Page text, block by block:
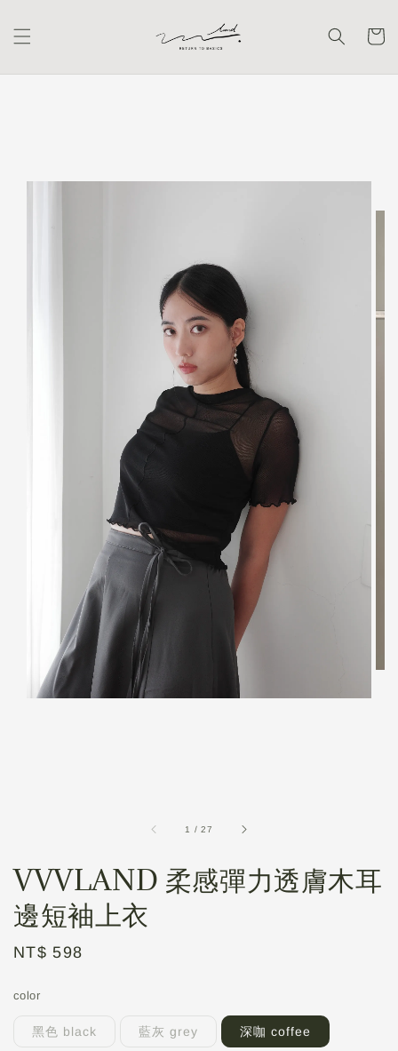
1 /27
VVVLAND 柔感彈力透膚木耳
邊短袖上衣
Regular
NT$ 598
color
黑色 black 藍灰 grey 深咖 coffee